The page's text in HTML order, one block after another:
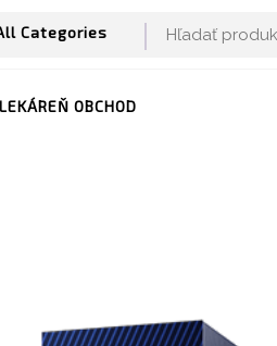
Categories Hľadať:
LEKÁREŇ OBCHOD